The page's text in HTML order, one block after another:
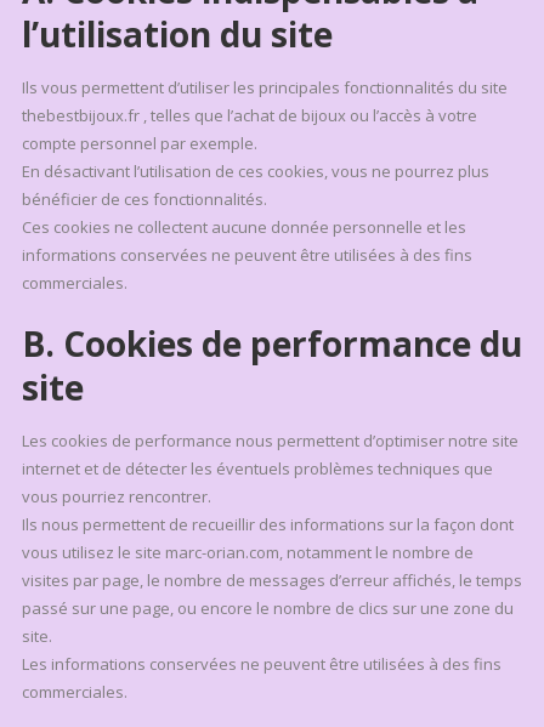
l’utilisation du site
Ils vous permettent d’utiliser les principales fonctionnalités du site
thebestbijoux.fr , telles que l’achat de bijoux ou l’accès à votre
compte personnel par exemple.
En désactivant l’utilisation de ces cookies, vous ne pourrez plus
bénéficier de ces fonctionnalités.
Ces cookies ne collectent aucune donnée personnelle et les
informations conservées ne peuvent être utilisées à des fins
commerciales.
B. Cookies de performance du
site
Les cookies de performance nous permettent d’optimiser notre site
internet et de détecter les éventuels problèmes techniques que
vous pourriez rencontrer.
Ils nous permettent de recueillir des informations sur la façon dont
vous utilisez le site marc-orian.com, notamment le nombre de
visites par page, le nombre de messages d’erreur affichés, le temps
passé sur une page, ou encore le nombre de clics sur une zone du
site.
Les informations conservées ne peuvent être utilisées à des fins
commerciales.